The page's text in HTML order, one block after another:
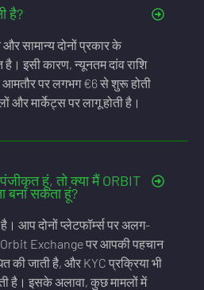
है?
सामान्य दोनों प्रकार के
इसी कारण, न्यूनतम दांव राशि
आमतौर पर लगभग €6 से शुरू होती
और मार्केट्स पर लागू होती है।
हूं, तो क्या मैं ORBIT
बना सकता हूं?
आप दोनों प्लेटफॉर्म्स पर अलग-
Exchange पर आपकी पहचान
की जाती है, और KYC प्रक्रिया भी
है। इसके अलावा, कुछ मामलों में